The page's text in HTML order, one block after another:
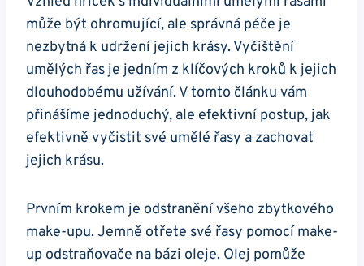
může být ohromující, ale správná péče je
nezbytná k udržení jejich krásy. Vyčištění
umělých řas je jedním z klíčových kroků k jejich
dlouhodobému užívání. V tomto článku vám
přinášíme jednoduchý, ale efektivní postup, jak
efektivně vyčistit své umělé řasy a zachovat
jejich krásu.
Prvním krokem je odstranění všeho zbytkového
make-upu. Jemně otřete své řasy pomocí make-
up odstraňovače na bázi oleje. Olej pomůže